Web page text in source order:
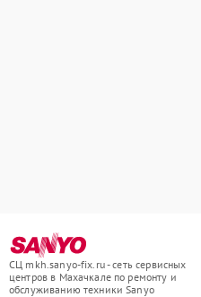
СЦ mkh.sanyo-fix.ru - сеть сервисных
центров в Махачкале по ремонту и
обслуживанию техники Sanyo